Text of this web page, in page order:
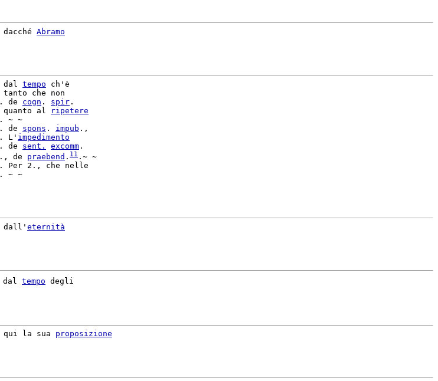
dacché Abramo
dal tempo ch'è
tanto che non
. de cogn . spir .
quanto al
ripetere
. ~ ~
. de spons . impub .,
. L' impedimento
. de sent. excomm .
., de praebend . 11 .~ ~
. Per 2., che nelle
. ~ ~
dall' eternità
dal tempo degli
qui la sua proposizione